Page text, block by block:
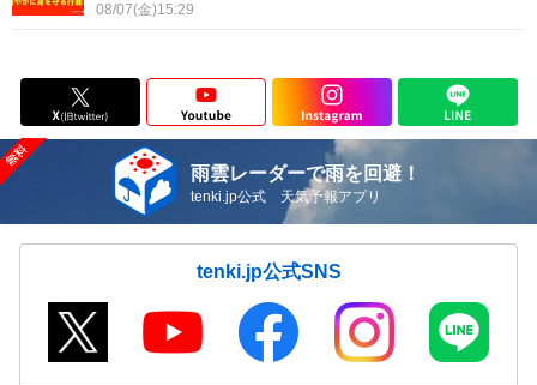
08/07(金)15:29
雨雲レーダーで雨を回避！
tenki.jp公式 天気予報アプリ
tenki.jp公式SNS